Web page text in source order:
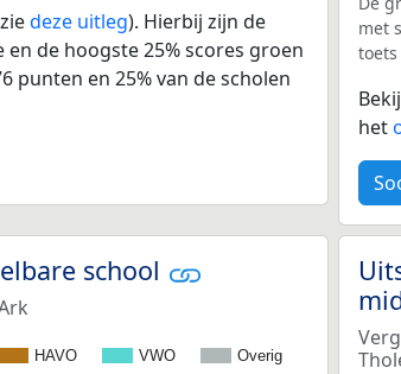
deze uitleg). Hierbij zijn de
de hoogste 25% scores groen
punten en 25% van de scholen
met
het
school
HAVO VWO Overig